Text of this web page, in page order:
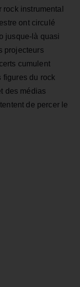
instrumental
ont circulé
jusque‑là quasi
projecteurs
cumulent
figures du rock
des médias
tentent de percer le